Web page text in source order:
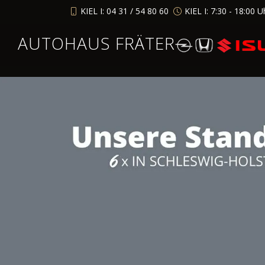
KIEL I: 04 31 / 54 80 60 KIEL I: 7:30 - 18:00
AUTOHAUS FRÄTER